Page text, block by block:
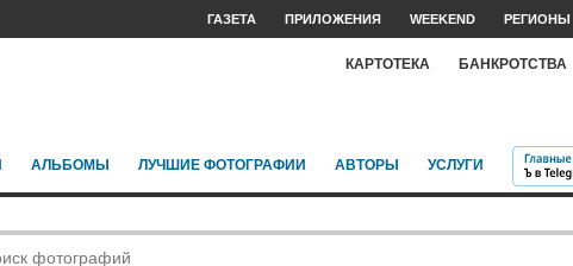
ГАЗЕТА ПРИЛОЖЕНИЯ WEEKEND РЕГИОНЫ
КАРТОТЕКА БАНКРОТСТВА
АЛЬБОМЫ ЛУЧШИЕ ФОТОГРАФИИ АВТОРЫ УСЛУГИ